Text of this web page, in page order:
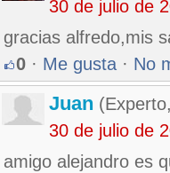
30 de julio de
gracias alfredo,mis
0 · Me gusta · No
Juan
30 de julio de
amigo alejandro es